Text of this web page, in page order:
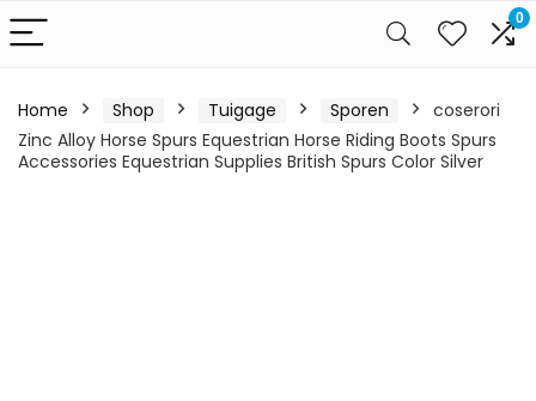
0
Home Shop Tuigage Sporen
coserori
Zinc Alloy Horse Spurs Equestrian Horse Riding Boots Spurs
Accessories Equestrian Supplies British Spurs Color Silver